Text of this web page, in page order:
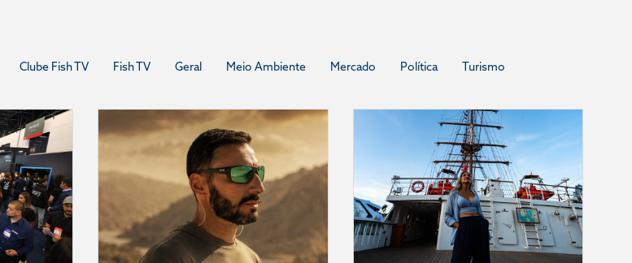
Clube Fish TV Fish TV Geral Meio Ambiente Mercado Política Turismo